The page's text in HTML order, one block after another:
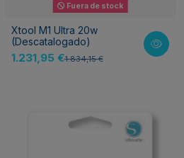
Fuera de stock
Xtool M1 Ultra 20w
(Descatalogado)
1.231,95 €1.834,15 €